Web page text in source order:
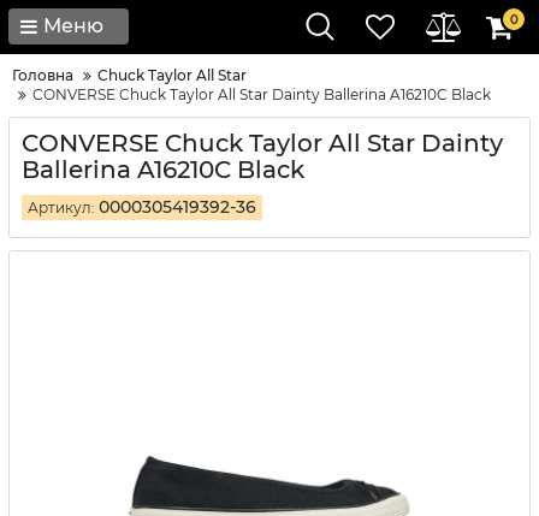
Меню 0
Головна
Chuck Taylor All Star
CONVERSE Chuck Taylor All Star Dainty Ballerina A16210C Black
CONVERSE Chuck Taylor All Star Dainty
Ballerina A16210C Black
Артикул: 0000305419392-36